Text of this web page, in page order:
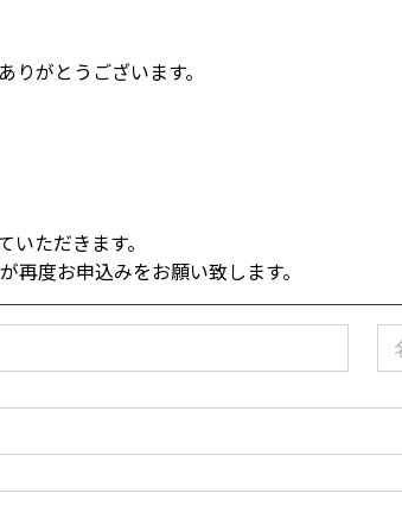
がとうございます。
ただきます。
度お申込みをお願い致します。